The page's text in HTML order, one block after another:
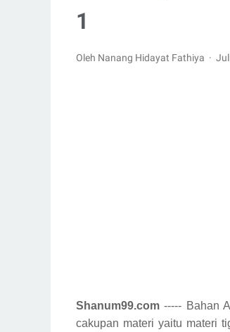
1
Oleh Nanang Hidayat Fathiya
Shanum99.com ----- Bahan
cakupan materi yaitu materi